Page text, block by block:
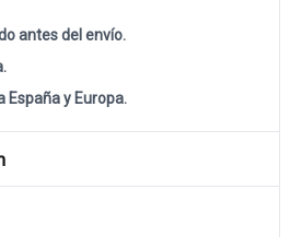
antes del envío.
España y Europa.